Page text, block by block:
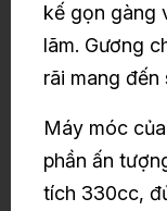
kế gọn gàng
lãm. Gương
rãi mang
Máy móc
phần ấn
tích 330cc,